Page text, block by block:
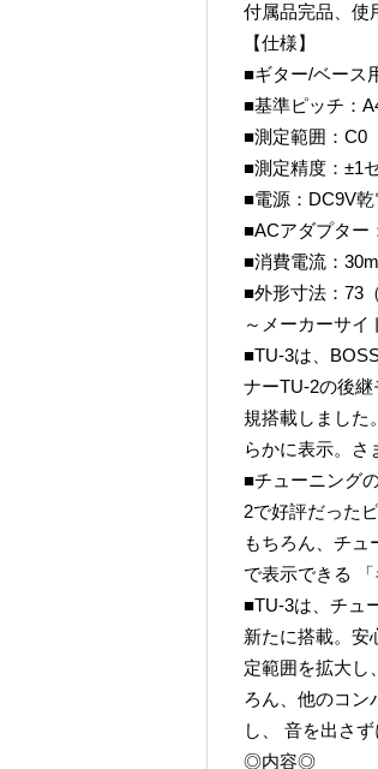
付属品完品、使
【仕様】
■ギター/ベース
■基準ピッチ：
■測定範囲：C0
■測定精度：±1
■電源：DC9V乾
■ACアダプター
■消費電流：
■外形寸法：73
～メーカーサイ
■TU-3は、
ナーTU-2の後
規搭載しました
らかに表示。さ
■チューニング
2で好評だった
もちろん、チュ
で表示できる
■TU-3は、チュ
新たに搭載。安
定範囲を拡大し
ろん、他のコン
し、 音を出さ
◎内容◎